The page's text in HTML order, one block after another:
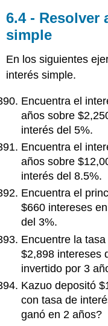
6.4 - Resolver
simple
En los siguientes
interés simple.
Encuentra el
años sobre
interés del 5%.
Encuentra el
años sobre
interés del 8.5%.
Encuentra el
$660 intereses
del 3%.
Encuentre la
$2,898 intereses
invertido por 3
Kazuo depositó
con tasa de
ganó en 2 años?